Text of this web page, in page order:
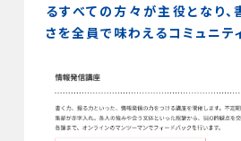
るすべての方々が主役となり、
さを全員で味わえるコミュニテ